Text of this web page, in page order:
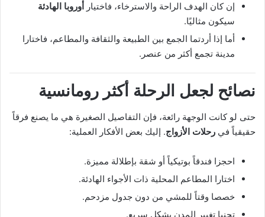
إن كان الهدف الراحة والاسترخاء، فاختيار أوروبا الهادئة
سيكون مثاليًا.
أما إذا أردتما الجمع بين الطبيعة والثقافة والمطاعم، فاختارا
مدينة تجمع أكثر من عنصر.
نصائح لجعل الرحلة أكثر رومانسية
حتى لو كانت الوجهة رائعة، فإن التفاصيل الصغيرة هي ما يصنع فرقاً
حقيقياً في رحلات الأزواج. إليك بعض الأفكار العملية:
احجزا فندقاً بوتيكياً أو شقة بإطلالة مميزة.
اختارا المطاعم المحلية ذات الأجواء الهادئة.
خصصا وقتاً للمشي من دون جدول مزدحم.
تجنبا تغيير المدن بشكل سريع.